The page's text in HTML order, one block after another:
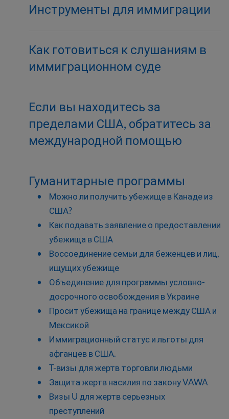
Инструменты для иммиграции
Как готовиться к слушаниям в
иммиграционном суде
Если вы находитесь за
пределами США, обратитесь за
международной помощью
Гуманитарные программы
Можно ли получить убежище в Канаде из
США?
Как подавать заявление о предоставлении
убежища в США
Воссоединение семьи для беженцев и лиц,
ищущих убежище
Объединение для программы условно-
досрочного освобождения в Украине
Просит убежища на границе между США и
Мексикой
Иммиграционный статус и льготы для
афганцев в США.
T-визы для жертв торговли людьми
Защита жертв насилия по закону VAWA
Визы U для жертв серьезных
преступлений